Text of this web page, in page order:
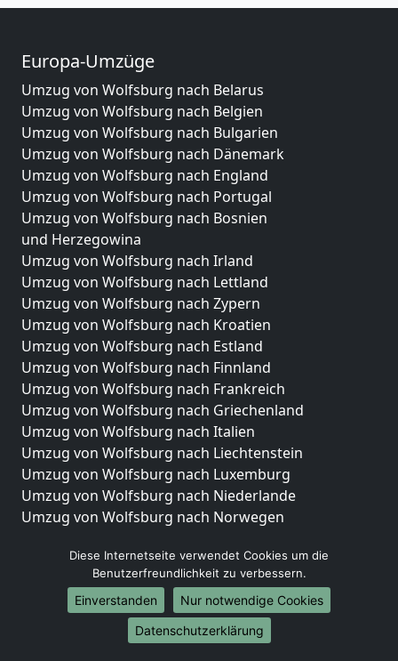
Europa-Umzüge
Umzug von Wolfsburg nach Belarus
Umzug von Wolfsburg nach Belgien
Umzug von Wolfsburg nach Bulgarien
Umzug von Wolfsburg nach Dänemark
Umzug von Wolfsburg nach England
Umzug von Wolfsburg nach Portugal
Umzug von Wolfsburg nach Bosnien
und Herzegowina
Umzug von Wolfsburg nach Irland
Umzug von Wolfsburg nach Lettland
Umzug von Wolfsburg nach Zypern
Umzug von Wolfsburg nach Kroatien
Umzug von Wolfsburg nach Estland
Umzug von Wolfsburg nach Finnland
Umzug von Wolfsburg nach Frankreich
Umzug von Wolfsburg nach Griechenland
Umzug von Wolfsburg nach Italien
Umzug von Wolfsburg nach Liechtenstein
Umzug von Wolfsburg nach Luxemburg
Umzug von Wolfsburg nach Niederlande
Umzug von Wolfsburg nach Norwegen
Umzüge-Deutschlandweit
Umzug von Wolfsburg nach Berlin
Umzug von Wolfsburg nach Hamburg
Umzug von Wolfsburg nach München
Umzug von Wolfsburg nach Köln
Diese Internetseite verwendet Cookies um die
Benutzerfreundlichkeit zu verbessern.
Einverstanden
Nur notwendige Cookies
Datenschutzerklärung